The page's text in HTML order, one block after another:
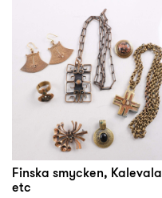
Finska smycken, Kalevala
etc